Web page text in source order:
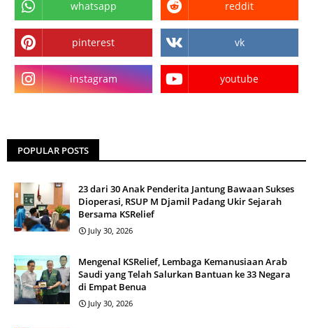
whatsapp reddit
pinterest vk
instagram youtube
POPULAR POSTS
23 dari 30 Anak Penderita Jantung Bawaan Sukses
Dioperasi, RSUP M Djamil Padang Ukir Sejarah
Bersama KSRelief
July 30, 2026
Mengenal KSRelief, Lembaga Kemanusiaan Arab
Saudi yang Telah Salurkan Bantuan ke 33 Negara
di Empat Benua
July 30, 2026